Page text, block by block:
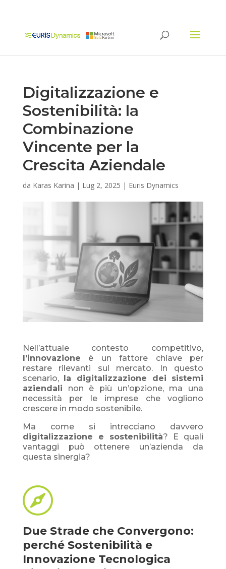
Digitalizzazione e
Sostenibilità: la
Combinazione
Vincente per la
Crescita Aziendale
da Karas Karina | Lug 2, 2025 | Euris Dynamics
Nell’attuale contesto competitivo,
l’innovazione è un fattore chiave per
restare rilevanti sul mercato. In questo
scenario, la digitalizzazione dei sistemi
aziendali non è più un’opzione, ma una
necessità per le imprese che vogliono
crescere in modo sostenibile.
Ma come si intrecciano davvero
digitalizzazione e sostenibilità? E quali
vantaggi può ottenere un’azienda da
questa sinergia?

Due Strade che Convergono:
perché Sostenibilità e
Innovazione Tecnologica